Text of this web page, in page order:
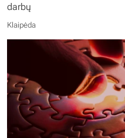
darbų
Klaipėda